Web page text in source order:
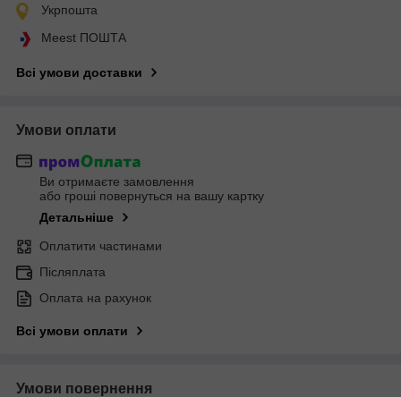
Укрпошта
Meest ПОШТА
Всі умови доставки
Умови оплати
Ви отримаєте замовлення
або гроші повернуться на вашу картку
Детальніше
Оплатити частинами
Післяплата
Оплата на рахунок
Всі умови оплати
Умови повернення